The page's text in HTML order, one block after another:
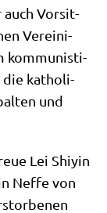
auch Vor­sit­
Ver­ei­ni­
kom­mu­ni­sti­
die katho­li­
und
Lei Shiyin
Nef­fe von